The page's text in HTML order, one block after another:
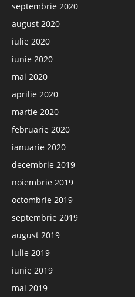
septembrie 2020
august 2020
iulie 2020
iunie 2020
mai 2020
aprilie 2020
martie 2020
februarie 2020
ianuarie 2020
decembrie 2019
noiembrie 2019
octombrie 2019
septembrie 2019
august 2019
iulie 2019
iunie 2019
mai 2019